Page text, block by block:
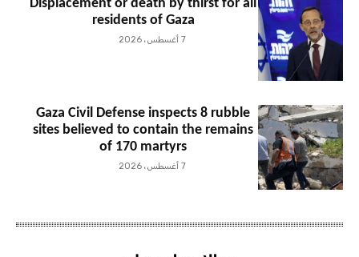
Displacement or death by thirst for all
residents of Gaza
7 أغسطس، 2026
Gaza Civil Defense inspects 8 rubble
sites believed to contain the remains
of 170 martyrs
7 أغسطس، 2026